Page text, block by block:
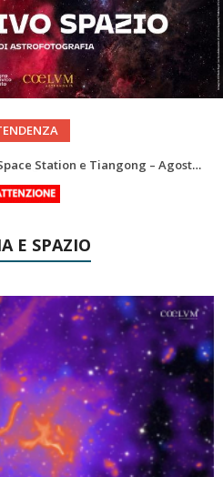
– Agosto 2026
E SPAZIO